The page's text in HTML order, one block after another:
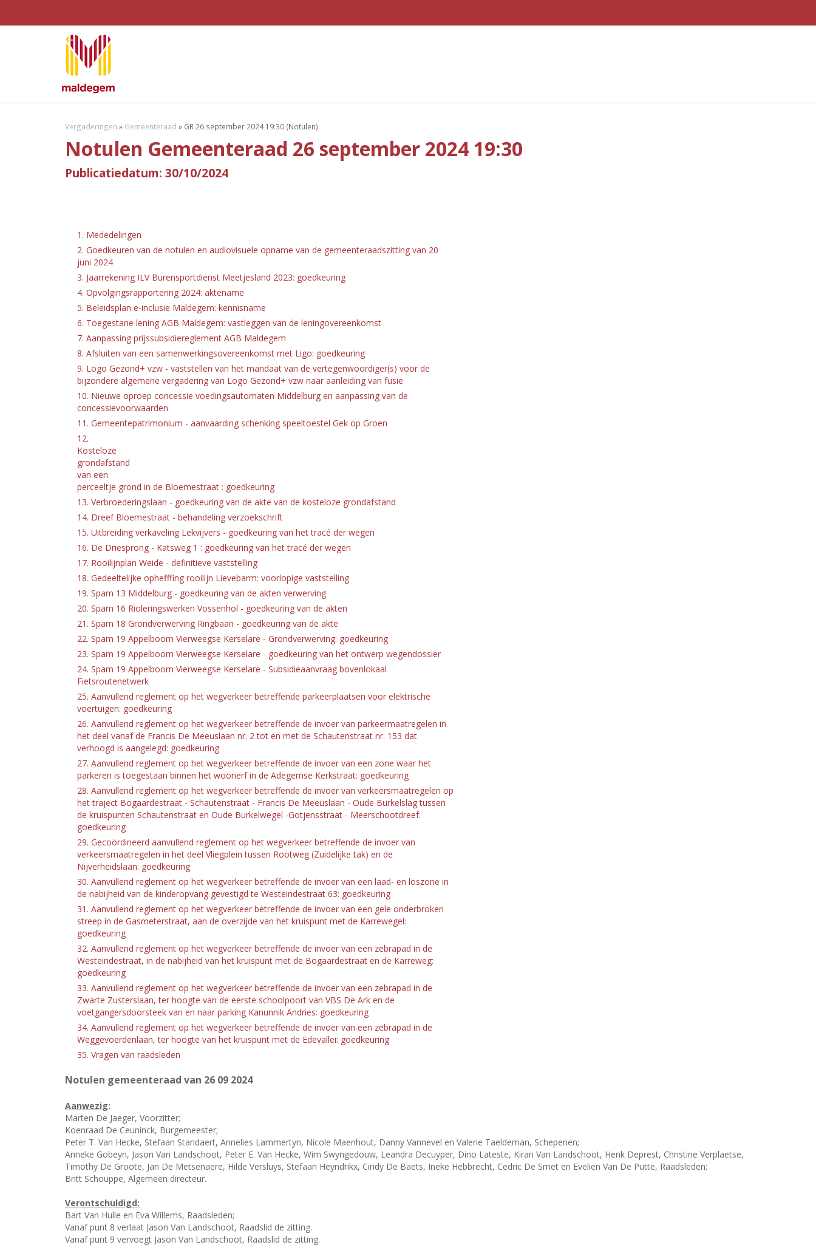
Vergaderingen » Gemeenteraad » GR 26 september 2024 19:30 (Notulen)
Notulen Gemeenteraad 26 september 2024 19:30
Publicatiedatum: 30/10/2024
1. Mededelingen
2. Goedkeuren van de notulen en audiovisuele opname van de gemeenteraadszitting van 20
juni 2024
3. Jaarrekening ILV Burensportdienst Meetjesland 2023: goedkeuring
4. Opvolgingsrapportering 2024: aktename
5. Beleidsplan e-inclusie Maldegem: kennisname
6. Toegestane lening AGB Maldegem: vastleggen van de leningovereenkomst
7. Aanpassing prijssubsidiereglement AGB Maldegem
8. Afsluiten van een samenwerkingsovereenkomst met Ligo: goedkeuring
9. Logo Gezond+ vzw - vaststellen van het mandaat van de vertegenwoordiger(s) voor de
bijzondere algemene vergadering van Logo Gezond+ vzw naar aanleiding van fusie
10. Nieuwe oproep concessie voedingsautomaten Middelburg en aanpassing van de
concessievoorwaarden
11. Gemeentepatrimonium - aanvaarding schenking speeltoestel Gek op Groen
12.
Kosteloze
grondafstand
van een
perceeltje grond in de Bloemestraat : goedkeuring
13. Verbroederingslaan - goedkeuring van de akte van de kosteloze grondafstand
14. Dreef Bloemestraat - behandeling verzoekschrift
15. Uitbreiding verkaveling Lekvijvers - goedkeuring van het tracé der wegen
16. De Driesprong - Katsweg 1 : goedkeuring van het tracé der wegen
17. Rooilijnplan Weide - definitieve vaststelling
18. Gedeeltelijke ophefffing rooilijn Lievebarm: voorlopige vaststelling
19. Spam 13 Middelburg - goedkeuring van de akten verwerving
20. Spam 16 Rioleringswerken Vossenhol - goedkeuring van de akten
21. Spam 18 Grondverwerving Ringbaan - goedkeuring van de akte
22. Spam 19 Appelboom Vierweegse Kerselare - Grondverwerving: goedkeuring
23. Spam 19 Appelboom Vierweegse Kerselare - goedkeuring van het ontwerp wegendossier
24. Spam 19 Appelboom Vierweegse Kerselare - Subsidieaanvraag bovenlokaal
Fietsroutenetwerk
25. Aanvullend reglement op het wegverkeer betreffende parkeerplaatsen voor elektrische
voertuigen: goedkeuring
26. Aanvullend reglement op het wegverkeer betreffende de invoer van parkeermaatregelen in
het deel vanaf de Francis De Meeuslaan nr. 2 tot en met de Schautenstraat nr. 153 dat
verhoogd is aangelegd: goedkeuring
27. Aanvullend reglement op het wegverkeer betreffende de invoer van een zone waar het
parkeren is toegestaan binnen het woonerf in de Adegemse Kerkstraat: goedkeuring
28. Aanvullend reglement op het wegverkeer betreffende de invoer van verkeersmaatregelen op
het traject Bogaardestraat - Schautenstraat - Francis De Meeuslaan - Oude Burkelslag tussen
de kruispunten Schautenstraat en Oude Burkelwegel -Gotjensstraat - Meerschootdreef:
goedkeuring
29. Gecoördineerd aanvullend reglement op het wegverkeer betreffende de invoer van
verkeersmaatregelen in het deel Vliegplein tussen Rootweg (Zuidelijke tak) en de
Nijverheidslaan: goedkeuring
30. Aanvullend reglement op het wegverkeer betreffende de invoer van een laad- en loszone in
de nabijheid van de kinderopvang gevestigd te Westeindestraat 63: goedkeuring
31. Aanvullend reglement op het wegverkeer betreffende de invoer van een gele onderbroken
streep in de Gasmeterstraat, aan de overzijde van het kruispunt met de Karrewegel:
goedkeuring
32. Aanvullend reglement op het wegverkeer betreffende de invoer van een zebrapad in de
Westeindestraat, in de nabijheid van het kruispunt met de Bogaardestraat en de Karreweg:
goedkeuring
33. Aanvullend reglement op het wegverkeer betreffende de invoer van een zebrapad in de
Zwarte Zusterslaan, ter hoogte van de eerste schoolpoort van VBS De Ark en de
voetgangersdoorsteek van en naar parking Kanunnik Andries: goedkeuring
34. Aanvullend reglement op het wegverkeer betreffende de invoer van een zebrapad in de
Weggevoerdenlaan, ter hoogte van het kruispunt met de Edevallei: goedkeuring
35. Vragen van raadsleden
Notulen gemeenteraad van 26 09 2024
Aanwezig:
Marten De Jaeger, Voorzitter;
Koenraad De Ceuninck, Burgemeester;
Peter T. Van Hecke, Stefaan Standaert, Annelies Lammertyn, Nicole Maenhout, Danny Vannevel en Valerie Taeldeman, Schepenen;
Anneke Gobeyn, Jason Van Landschoot, Peter E. Van Hecke, Wim Swyngedouw, Leandra Decuyper, Dino Lateste, Kiran Van Landschoot, Henk Deprest, Christine Verplaetse,
Timothy De Groote, Jan De Metsenaere, Hilde Versluys, Stefaan Heyndrikx, Cindy De Baets, Ineke Hebbrecht, Cedric De Smet en Evelien Van De Putte, Raadsleden;
Britt Schouppe, Algemeen directeur.
Verontschuldigd:
Bart Van Hulle en Eva Willems, Raadsleden;
Vanaf punt 8 verlaat Jason Van Landschoot, Raadslid de zitting.
Vanaf punt 9 vervoegt Jason Van Landschoot, Raadslid de zitting.